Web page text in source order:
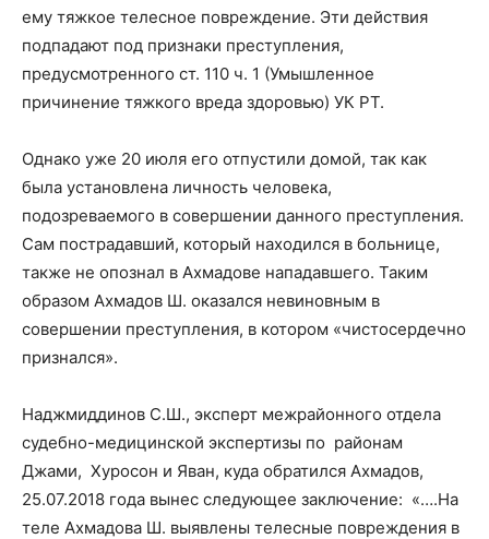
ему тяжкое телесное повреждение. Эти действия
подпадают под признаки преступления,
предусмотренного ст. 110 ч. 1 (Умышленное
причинение тяжкого вреда здоровью) УК РТ.
Однако уже 20 июля его отпустили домой, так как
была установлена личность человека,
подозреваемого в совершении данного преступления.
Сам пострадавший, который находился в больнице,
также не опознал в Ахмадове нападавшего. Таким
образом Ахмадов Ш. оказался невиновным в
совершении преступления, в котором «чистосердечно
признался».
Наджмиддинов С.Ш., эксперт межрайонного отдела
судебно-медицинской экспертизы по районам
Джами, Хуросон и Яван, куда обратился Ахмадов,
25.07.2018 года вынес следующее заключение: «….На
теле Ахмадова Ш. выявлены телесные повреждения в